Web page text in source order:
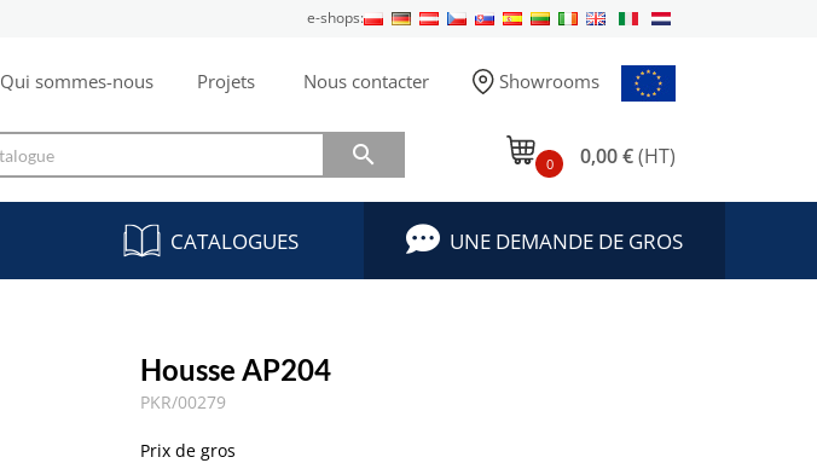
e-shops:
Qui sommes-nous Projets Nous contacter Showrooms
 0 0,00 €(HT)
CATALOGUES UNE DEMANDE DE GROS
Housse AP204
PKR/00279
Prix de gros